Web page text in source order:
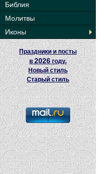
Библия
Молитвы
Иконы
Праздники и посты
в2026 году.
Новый стиль
Старый стиль